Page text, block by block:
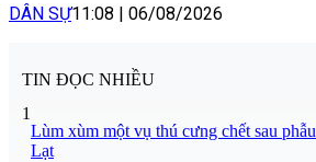
DÂN SỰ11:08 | 06/08/2026
TIN ĐỌC NHIỀU
1
Lùm xùm một vụ thú cưng chết sau
Lạt